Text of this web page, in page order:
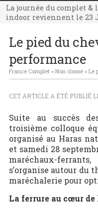
La journée du complet &
indoor reviennent le 23
indoor reviennent le 23
Le pied du
performance
France Complet» Non classé» Le
CET ARTICLE A ÉTÉ PUBLIÉ
Suite au succès
troisième colloque
organisé au Haras
et samedi 28
maréchaux-
s’organise autour du
maréchalerie pour
La ferrure au cœur